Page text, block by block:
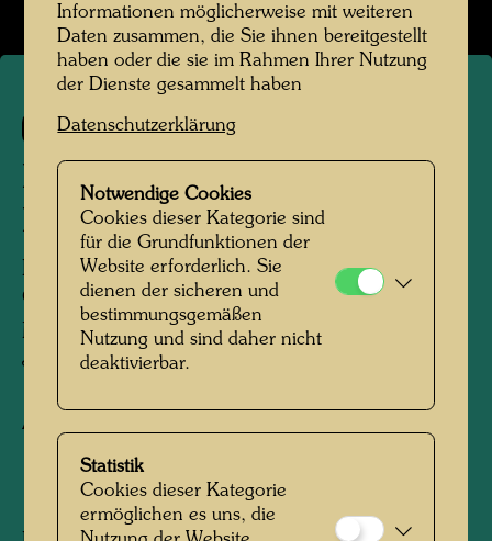
102
HÄUSER MIT GRÜNEN
DÄCHERN UND GÄRTEN
HOUSES WITH GREEN ROOFS AND
GARDENS
MAISONS AUX TOITS VERTS ET
JARDINS
Aquarell
Informationen möglicherweise mit weiteren
Daten zusammen, die Sie ihnen bereitgestellt
haben oder die sie im Rahmen Ihrer Nutzung
der Dienste gesammelt haben
Datenschutzerklärung
Notwendige Cookies
Cookies dieser Kategorie sind
für die Grundfunktionen der
Website erforderlich. Sie
dienen der sicheren und
bestimmungsgemäßen
Nutzung und sind daher nicht
deaktivierbar.
Statistik
Cookies dieser Kategorie
ermöglichen es uns, die